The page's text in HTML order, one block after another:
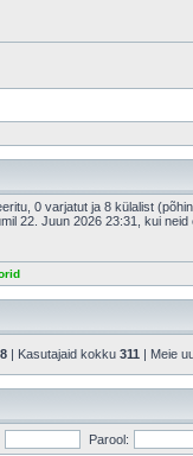
0 varjatut ja 8 külalist
22. Juun 2026 23:31, kui neid
| Kasutajaid kokku 311 | Meie
Parool: